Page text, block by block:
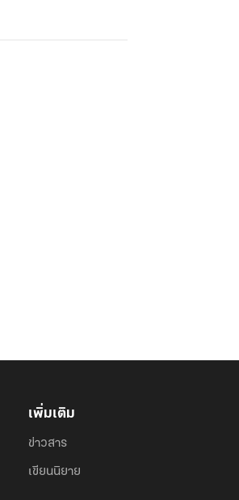
เพิ่มเติม
ข่าวสาร
เขียนนิยาย